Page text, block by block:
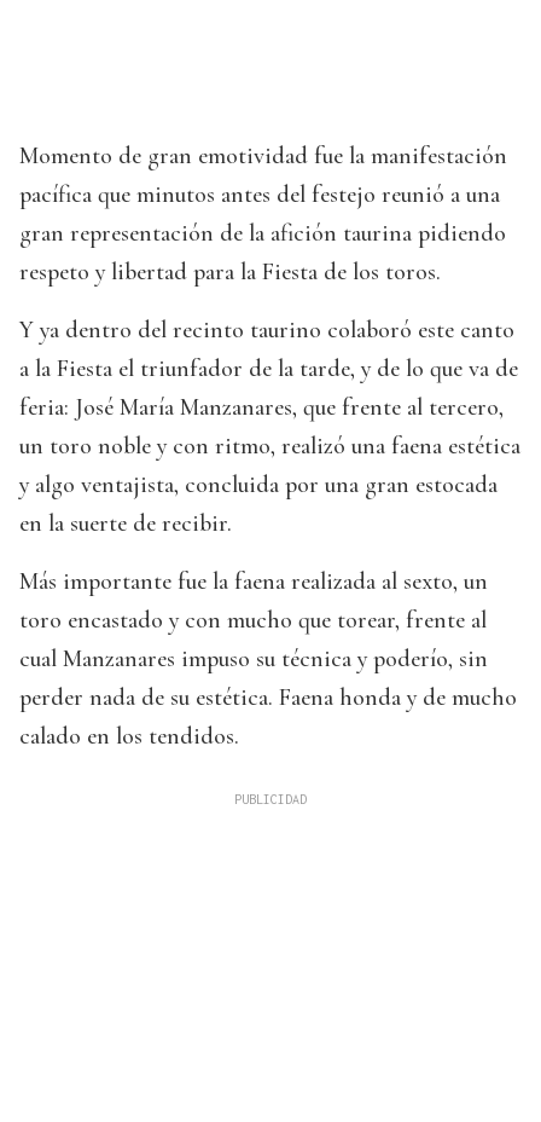
Momento de gran emotividad fue la manifestación
pacífica que minutos antes del festejo reunió a una
gran representación de la afición taurina pidiendo
respeto y libertad para la Fiesta de los toros.
Y ya dentro del recinto taurino colaboró este canto
a la Fiesta el triunfador de la tarde, y de lo que va de
feria: José María Manzanares, que frente al tercero,
un toro noble y con ritmo, realizó una faena estética
y algo ventajista, concluida por una gran estocada
en la suerte de recibir.
Más importante fue la faena realizada al sexto, un
toro encastado y con mucho que torear, frente al
cual Manzanares impuso su técnica y poderío, sin
perder nada de su estética. Faena honda y de mucho
calado en los tendidos.